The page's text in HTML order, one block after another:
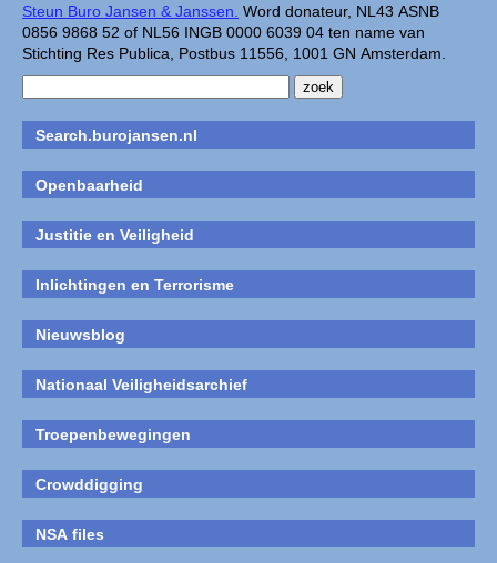
Steun Buro Jansen & Janssen. Word donateur, NL43 ASNB
0856 9868 52 of NL56 INGB 0000 6039 04 ten name van
Stichting Res Publica, Postbus 11556, 1001 GN Amsterdam.
Search.burojansen.nl
Openbaarheid
Justitie en Veiligheid
Inlichtingen en Terrorisme
Nieuwsblog
Nationaal Veiligheidsarchief
Troepenbewegingen
Crowddigging
NSA files